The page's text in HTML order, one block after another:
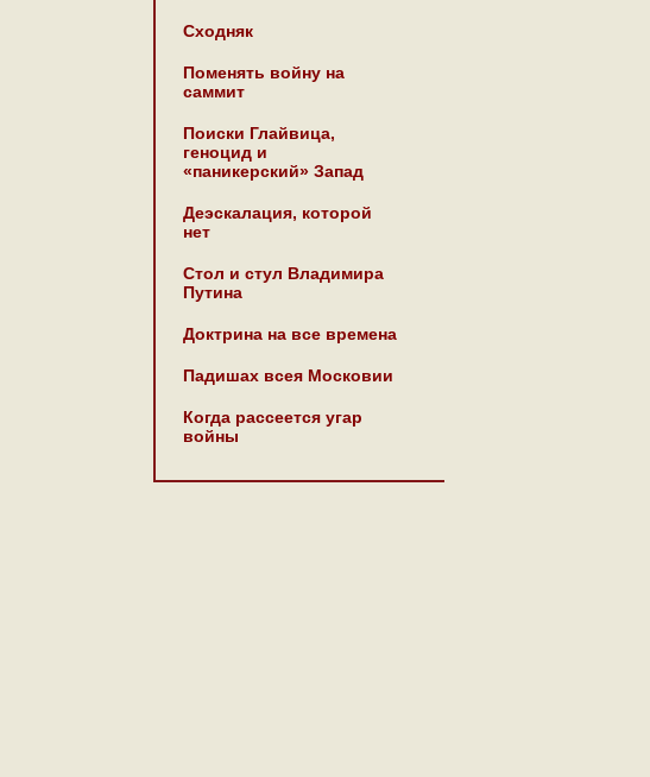
Сходняк
Поменять войну на
саммит
Поиски Глайвица,
геноцид и
«паникерский» Запад
Деэскалация, которой
нет
Стол и стул Владимира
Путина
Доктрина на все времена
Падишах всея Московии
Когда рассеется угар
войны